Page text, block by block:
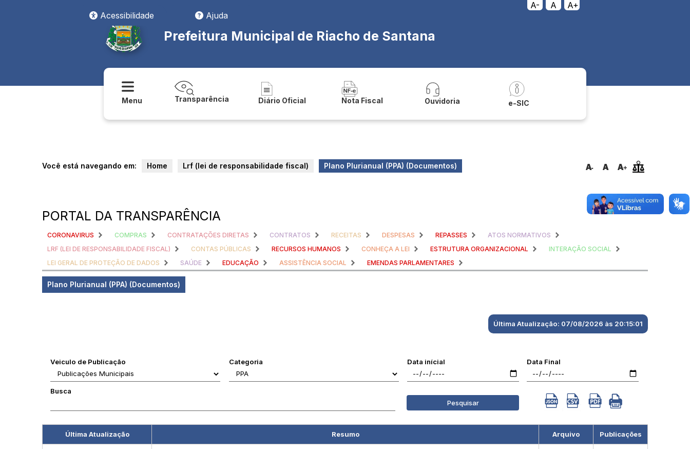
A- A
A+
Acessibilidade
Ajuda
Prefeitura Municipal de Riacho de Santana
Menu Transparência Diário Oficial Nota Fiscal Ouvidoria e-SIC
Você está navegando em: Home Lrf (lei de responsabilidade fiscal) Plano Plurianual (PPA) (Documentos)
PORTAL DA TRANSPARÊNCIA
CORONAVIRUS COMPRAS CONTRATAÇÕES DIRETAS CONTRATOS RECEITAS DESPESAS REPASSES
ATOS NORMATIVOS
LRF (LEI DE RESPONSABILIDADE FISCAL)
CONTAS PÚBLICAS RECURSOS HUMANOS CONHEÇA A LEI ESTRUTURA ORGANIZACIONAL
INTERAÇÃO SOCIAL
LEI GERAL DE PROTEÇÃO DE DADOS
SAÚDE EDUCAÇÃO ASSISTÊNCIA SOCIAL EMENDAS PARLAMENTARES
Plano Plurianual (PPA) (Documentos)
Última Atualização: 07/08/2026 às 20:15:01
Veiculo de Publicação Categoria Data inícial Data Final
Busca
Pesquisar
Última Atualização Resumo Arquivo Publicações